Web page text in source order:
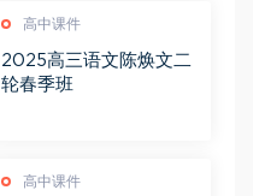
高中课件
2025高三语文陈焕文二
轮春季班
高中课件